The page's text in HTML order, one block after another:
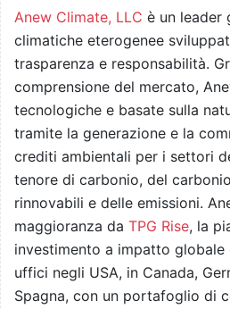
Anew Climate, LLC è un leader
climatiche eterogenee
trasparenza e responsabilità.
comprensione del mercato,
tecnologiche e basate sulla
tramite la generazione e la
crediti ambientali per i settori
tenore di carbonio, del
rinnovabili e delle emissioni.
maggioranza da TPG Rise, la
investimento a impatto globale
uffici negli USA, in Canada,
Spagna, con un portafoglio di